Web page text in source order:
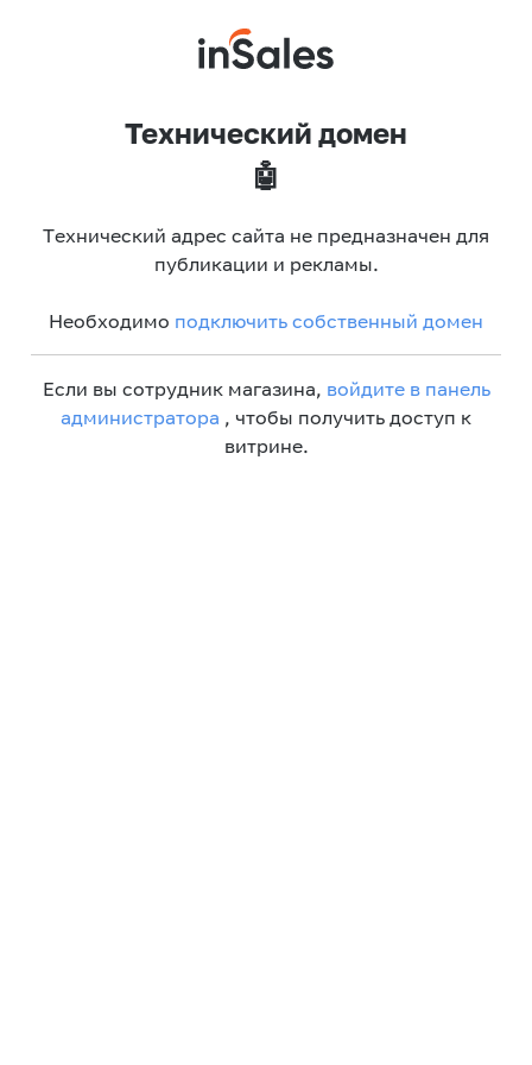
Технический домен
🤖
Технический адрес сайта не предназначен для
публикации и рекламы.
Необходимо подключить собственный домен
Если вы сотрудник магазина, войдите в панель
администратора , чтобы получить доступ к
витрине.